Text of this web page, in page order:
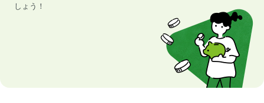
しょう！